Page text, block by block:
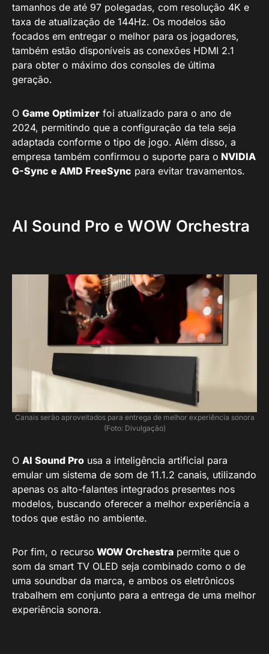
tamanhos de até 97 polegadas, com resolução 4K e
taxa de atualização de 144Hz. Os modelos são
focados em entregar o melhor para os jogadores,
também estão disponíveis as conexões HDMI 2.1
para obter o máximo dos consoles de última
geração.
O Game Optimizer foi atualizado para o ano de
2024, permitindo que a configuração da tela seja
adaptada conforme o tipo de jogo. Além disso, a
empresa também confirmou o suporte para o NVIDIA
G-Sync e AMD FreeSync para evitar travamentos.
AI Sound Pro e WOW Orchestra
Canais serão aproveitados para entrega de melhor experiência sonora
(Foto: Divulgação)
O AI Sound Pro usa a inteligência artificial para
emular um sistema de som de 11.1.2 canais, utilizando
apenas os alto-falantes integrados presentes nos
modelos, buscando oferecer a melhor experiência a
todos que estão no ambiente.
Por fim, o recurso WOW Orchestra permite que o
som da smart TV OLED seja combinado como o de
uma soundbar da marca, e ambos os eletrônicos
trabalhem em conjunto para a entrega de uma melhor
experiência sonora.